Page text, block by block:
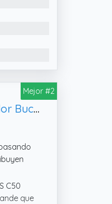
Mejor #2
COSLUS C51 Irrigador Dental Bucal Portatil: 3 Modos y 18 Presión Ajustable -300ml IPX7 Irrigador Bucal Inalámbrico para Ortodoncia/Encías Sensibles -Limpieza Dientes de Hogar Viaje - 4 Boquillas Negro
C50
que